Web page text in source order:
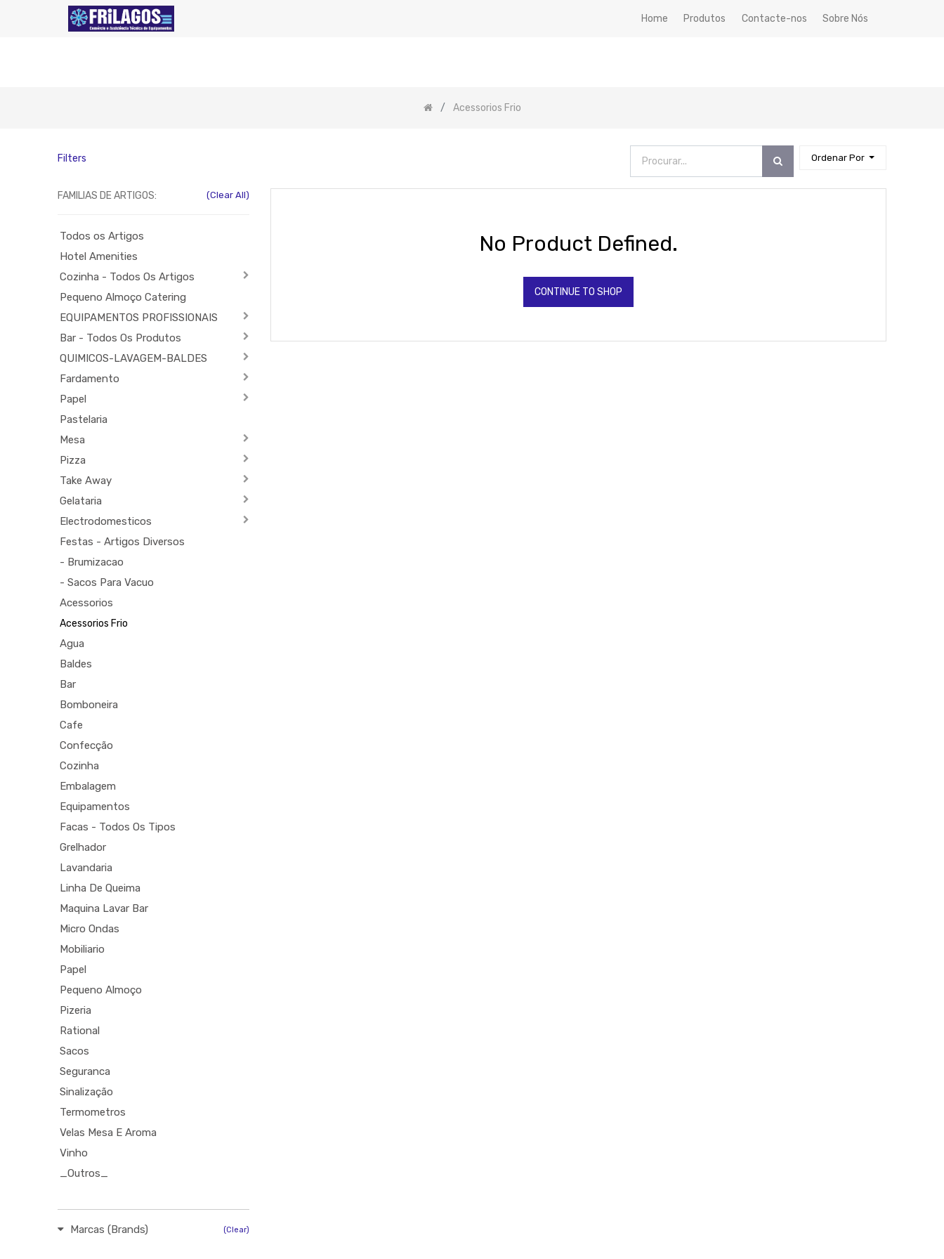
Home Produtos Contacte-nos Sobre Nós
Acessorios Frio
Ordenar Por
Filters
FAMILIAS DE ARTIGOS: (Clear All)
Todos os Artigos
Hotel Amenities
Cozinha - Todos Os Artigos
Pequeno Almoço Catering
EQUIPAMENTOS PROFISSIONAIS
Bar - Todos Os Produtos
QUIMICOS-LAVAGEM-BALDES
Fardamento
Papel
Pastelaria
Mesa
Pizza
Take Away
Gelataria
Electrodomesticos
Festas - Artigos Diversos
- Brumizacao
- Sacos Para Vacuo
Acessorios
Acessorios Frio
Agua
Baldes
Bar
Bomboneira
Cafe
Confecção
Cozinha
Embalagem
Equipamentos
Facas - Todos Os Tipos
Grelhador
Lavandaria
Linha De Queima
Maquina Lavar Bar
Micro Ondas
Mobiliario
Papel
Pequeno Almoço
Pizeria
Rational
Sacos
Seguranca
Sinalização
Termometros
Velas Mesa E Aroma
Vinho
_Outros_
Marcas (Brands) (Clear)
No Product Defined.
CONTINUE TO SHOP